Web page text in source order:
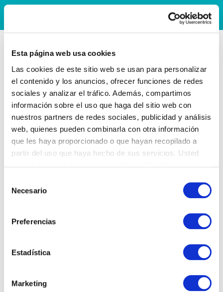
Esta página web usa cookies
Las cookies de este sitio web se usan para personalizar
el contenido y los anuncios, ofrecer funciones de redes
sociales y analizar el tráfico. Además, compartimos
información sobre el uso que haga del sitio web con
nuestros partners de redes sociales, publicidad y análisis
web, quienes pueden combinarla con otra información
que les haya proporcionado o que hayan recopilado a
partir del uso que haya hecho de sus servicios. Usted
Necesario
Preferencias
Estadística
Marketing